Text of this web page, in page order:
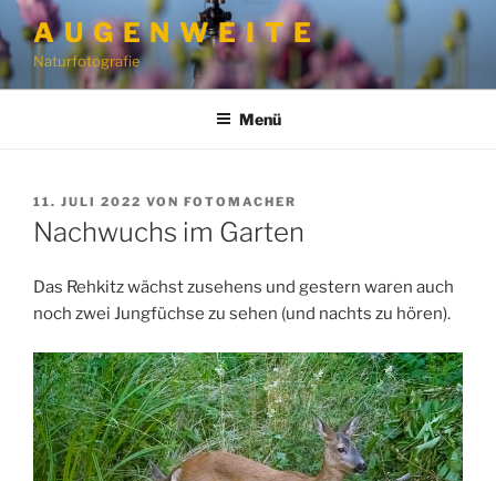
Zum
Inhalt
springen
A U G E N W E I T E
Naturfotografie
Menü
VERÖFFENTLICHT
AM
11. JULI 2022 VON FOTOMACHER
Nachwuchs im Garten
Das Rehkitz wächst zusehens und gestern waren auch
noch zwei Jungfüchse zu sehen (und nachts zu hören).